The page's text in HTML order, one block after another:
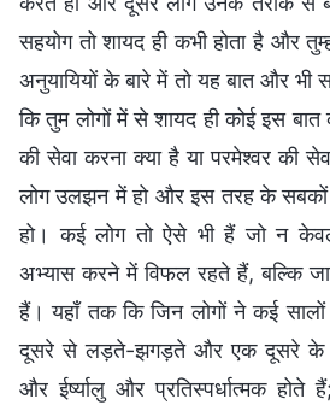
सहयोग तो शायद ही कभी होता है और
अनुयायियों के बारे में तो यह बात और
कि तुम लोगों में से शायद ही कोई इस
की सेवा करना क्या है या परमेश्वर की
लोग उलझन में हो और इस तरह के सबकों
हो। कई लोग तो ऐसे भी हैं जो न
अभ्यास करने में विफल रहते हैं, बल्कि
हैं। यहाँ तक कि जिन लोगों ने कई
दूसरे से लड़ते-झगड़ते और एक दूसरे के
और ईर्ष्यालु और प्रतिस्पर्धात्मक